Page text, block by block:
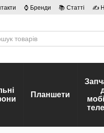
⌚ Бренди 📚 Статті ✍
Планшети